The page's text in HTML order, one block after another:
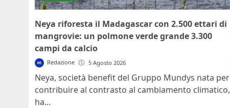
Neya riforesta il Madagascar con 2.500 ettari di
mangrovie: un polmone verde grande 3.300
campi da calcio
Redazione 5 Agosto 2026
Neya, società benefit del Gruppo Mundys nata per
contribuire al contrasto al cambiamento climatico,
ha...